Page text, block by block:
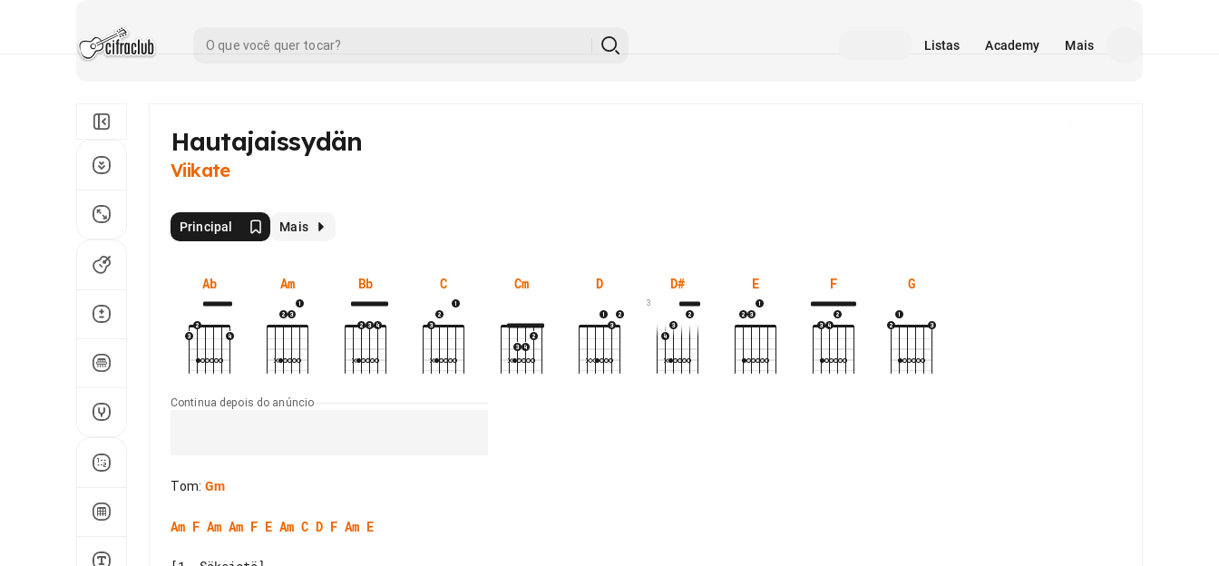
Listas Academy Mais
Hautajaissydän
Viikate
Principal Mais
Ab Am Bb C Cm D D#
3
E F G
Continua depois do anúncio
Tom: Gm
Am F Am Am F E Am C D F Am E